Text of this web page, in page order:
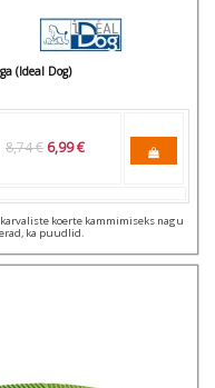
(Ideal Dog)
8,74 € 6,99 €
koerte kammimiseks nagu
ka puudlid.